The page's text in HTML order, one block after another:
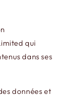
qui
dans ses
données et